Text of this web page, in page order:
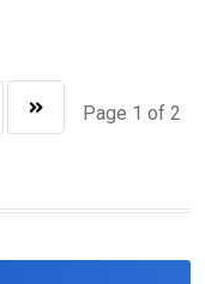
Page 1 of 2